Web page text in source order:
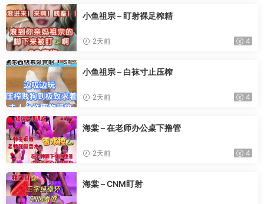
小鱼祖宗 – 盯射裸足榨精
2天前 4
小鱼祖宗 – 白袜寸止压榨
2天前 4
海棠 – 在老师办公桌下撸管
2天前 4
海棠 – CNM盯射